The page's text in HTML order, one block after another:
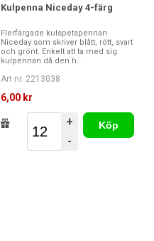
Kulpenna Niceday 4-färg
Flerfärgade kulspetspennan
Niceday som skriver blått, rött, svart
och grönt. Enkelt att ta med sig
kulpennan då den h...
Art nr. 2213038
6,00 kr
+
-
Köp